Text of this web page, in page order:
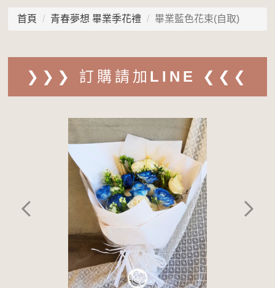
首頁 青春夢想 畢業季花禮 畢業藍色花束(自取)
❯❯❯ 訂購請加LINE ❮❮❮